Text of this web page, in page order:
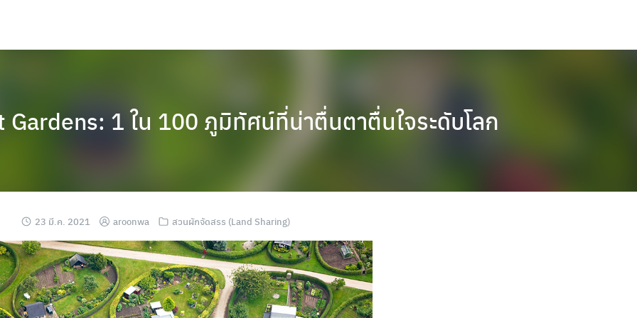
1 ใน 100 ภูมิทัศน์ที่น่าตื่นตาตื่นใจระดับโลก
23 มี.ค. 2021 aroonwa สวนผักจัดสรร (Land Sharing)